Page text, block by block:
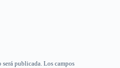
será publicada. Los campos